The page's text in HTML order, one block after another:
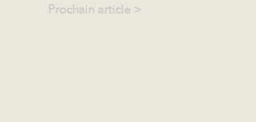
Prochain article >